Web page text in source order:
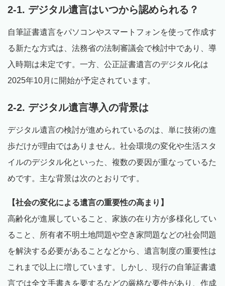
2-1. デジタル遺言はいつから認められる？
自筆証書遺言をパソコンやスマートフォンを使って作成す
る新たな方式は、法務省の法制審議会で検討中であり、導
入時期は未定です。一方、公正証書遺言のデジタル化は
2025年10月に開始が予定されています。
2-2. デジタル遺言導入の背景は
デジタル遺言の検討が進められているのは、単に技術の進
歩だけが理由ではありません。社会環境の変化や生活スタ
イルのデジタル化といった、複数の要因が重なっているた
めです。主な背景は次のとおりです。
【社会の変化による遺言の重要性の高まり】
高齢化が進展していること、家族の在り方が多様化してい
ること、所有者不明土地問題や空き家問題などの社会問題
を解決する必要があることなどから、遺言制度の重要性は
これまで以上に増しています。しかし、現行の自筆証書遺
言では全文手書きを要するなどの厳格な要件があり、作成